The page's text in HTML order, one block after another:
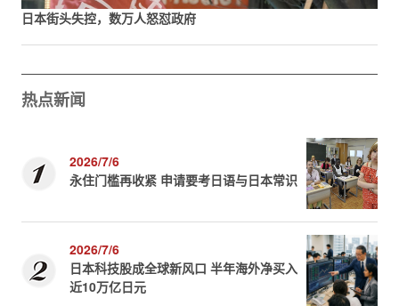
日本街头失控，数万人怒怼政府
热点新闻
2026/7/6
永住门槛再收紧 申请要考日语与日本常识
2026/7/6
日本科技股成全球新风口 半年海外净买入
近10万亿日元